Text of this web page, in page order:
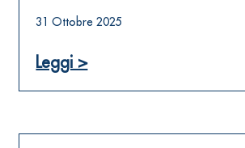
31 Ottobre 2025
Leggi >